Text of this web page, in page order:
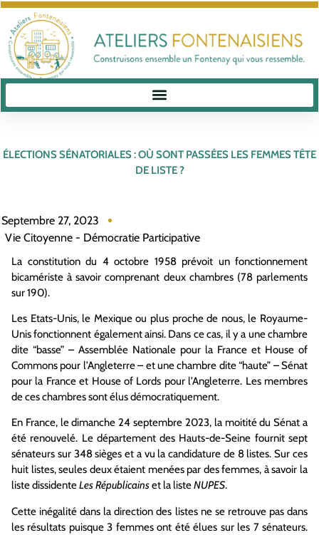
ÉLECTIONS SÉNATORIALES : OÙ SONT PASSÉES LES FEMMES TÊTE
DE LISTE ?
Septembre 27, 2023
Vie Citoyenne - Démocratie Participative
La constitution du 4 octobre 1958 prévoit un fonctionnement
bicamériste à savoir comprenant deux chambres (78 parlements
sur 190).
Les Etats-Unis, le Mexique ou plus proche de nous, le Royaume-
Unis fonctionnent également ainsi. Dans ce cas, il y a une chambre
dite “basse” – Assemblée Nationale pour la France et House of
Commons pour l’Angleterre – et une chambre dite “haute” – Sénat
pour la France et House of Lords pour l’Angleterre. Les membres
de ces chambres sont élus démocratiquement.
En France, le dimanche 24 septembre 2023, la moitité du Sénat a
été renouvelé. Le département des Hauts-de-Seine fournit sept
sénateurs sur 348 sièges et a vu la candidature de 8 listes. Sur ces
huit listes, seules deux étaient menées par des femmes, à savoir la
liste dissidenteLes Républicainset la listeNUPES.
Cette inégalité dans la direction des listes ne se retrouve pas dans
les résultats puisque 3 femmes ont été élues sur les 7 sénateurs.